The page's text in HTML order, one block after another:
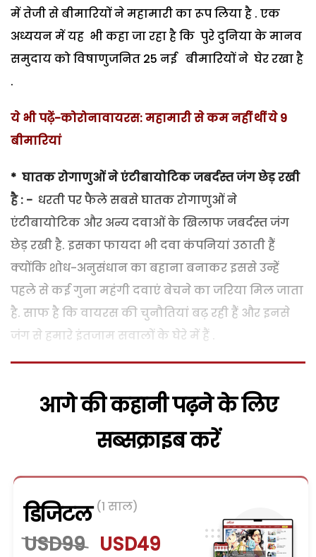
में तेजी से बीमारियों ने महामारी का रूप लिया है . एक
अध्ययन में यह भी कहा जा रहा है कि पुरे दुनिया के मानव
समुदाय को विषाणुजनित 25 नई बीमारियों ने घेर रखा है
.
ये भी पढ़ें-कोरोनावायरस: महामारी से कम नहीं थीं ये 9
बीमारियां
* घातकरोगाणुओंनेएंटीबायोटिकजबर्दस्तजंगछेड़रखी
है: - धरती पर फैले सबसे घातक रोगाणुओं ने
एंटीबायोटिक और अन्य दवाओं के खिलाफ जबर्दस्त जंग
छेड़ रखी है. इसका फायदा भी दवा कंपनियां उठाती हैं
क्योंकि शोध-अनुसंधान का बहाना बनाकर इससे उन्हें
पहले से कई गुना महंगी दवाएं बेचने का जरिया मिल जाता
है. साफ है कि वायरस की चुनौतियां बढ़ रही हैं और इनसे
जंग से हमारे इंतजाम सवालों के घेरे में हैं .
आगे की कहानी पढ़ने के लिए
सब्सक्राइब करें
डिजिटल (1 साल)
USD99 USD49